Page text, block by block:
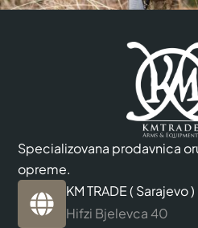
Specializovana prodavnica
opreme.
KM TRADE ( Sarajevo )
Hifzi Bjelevca 40